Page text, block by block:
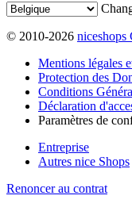
© 2010-2026 niceshops
Mentions légales
Protection des
Conditions
Déclaration
Paramètres de
Entreprise
Autres nice Shops
Renoncer au contrat